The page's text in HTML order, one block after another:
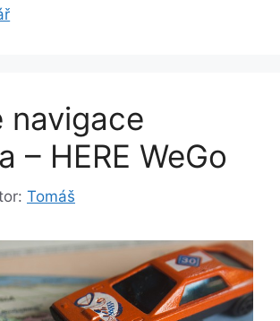
navigace
– HERE WeGo
Tomáš